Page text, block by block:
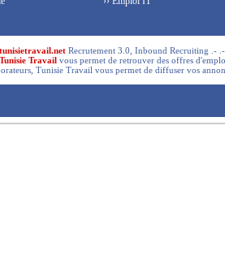
tunisietravail.net Recrutement 3.0, Inbound Recruiting .-
Tunisie Travail vous permet de retrouver des offres
Tunisie Travail vous permet de diffuser vos